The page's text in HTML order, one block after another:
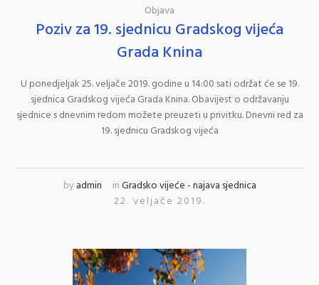
Objava
Poziv za 19. sjednicu Gradskog vijeća
Grada Knina
U ponedjeljak 25. veljače 2019. godine u 14:00 sati održat će se 19.
sjednica Gradskog vijeća Grada Knina. Obavijest o održavanju
sjednice s dnevnim redom možete preuzeti u privitku. Dnevni red za
19. sjednicu Gradskog vijeća
byadmin inGradsko vijeće - najava sjednica
22. veljače 2019.